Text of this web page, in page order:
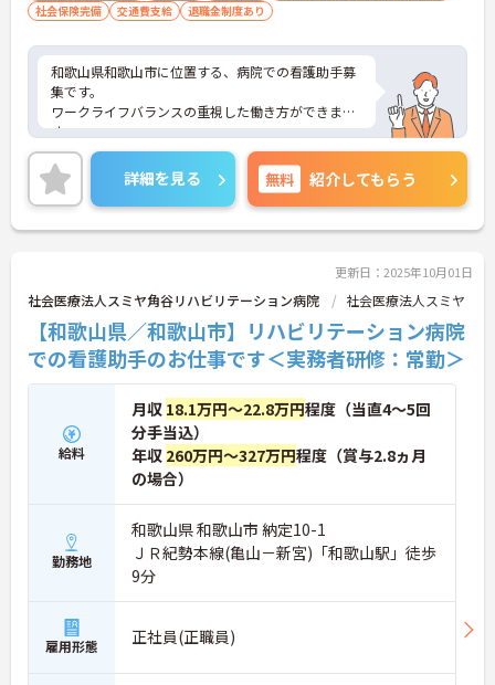
社会保険完備
交通費支給 退職金制度あり
和歌山県和歌山市に位置する、病院での看護助手募
集です。
ワークライフバランスの重視した働き方ができま
す。
スタッフの仲も良く、アットホームな雰囲気が自慢
です。
ご興味ある方には、面接対策ポイントなど、詳細を
お話しいたしますのでお気軽にご相談ください。
詳細を見る 無料 紹介してもらう
更新日：2025年10月01日
社会医療法人スミヤ角谷リハビリテーション病院 社会医療法人スミヤ
【和歌山県／和歌山市】リハビリテーション病院
での看護助手のお仕事です＜実務者研修：常勤＞
給料
月収 18.1万円～22.8万円程度（当直4～5回
分手当込）
年収 260万円～327万円程度（賞与2.8ヵ月
の場合）
勤務地
和歌山県 和歌山市 納定10-1
ＪＲ紀勢本線(亀山－新宮)「和歌山駅」徒歩
9分
雇用形態 正社員(正職員)